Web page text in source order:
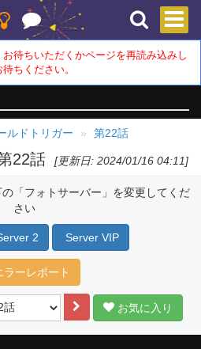
待ちいただくかページを再読み込みし
ちください。
ルドトリガー 第22話
22話 [更新日: 2024/01/16 04:11]
「フォトサーバー」を変更してくだ
さい
2 Server VIP
ラーレポート
お気に入り